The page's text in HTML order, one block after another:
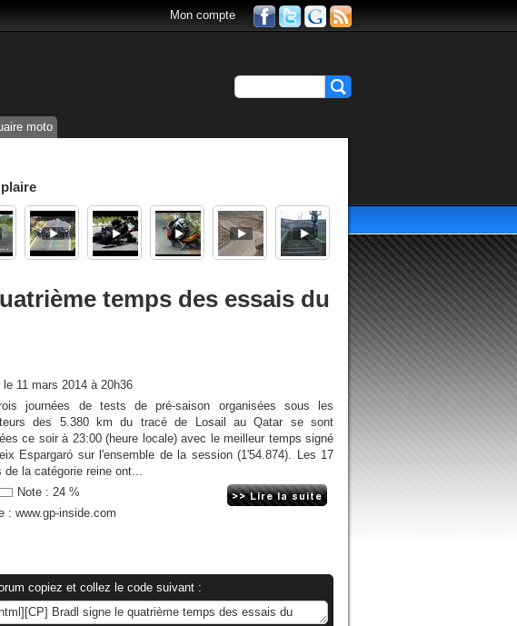
Mon compte
moto
temps des essais du
le 11 mars 2014 à 20h36
journées de tests de pré-saison organisées sous les
des 5.380 km du tracé de Losail au Qatar se sont
ce soir à 23:00 (heure locale) avec le meilleur temps signé
Espargaró sur l'ensemble de la session (1'54.874). Les 17
de la catégorie reine ont...
Note : 24 %
: www.gp-inside.com
copiez et collez le code suivant :